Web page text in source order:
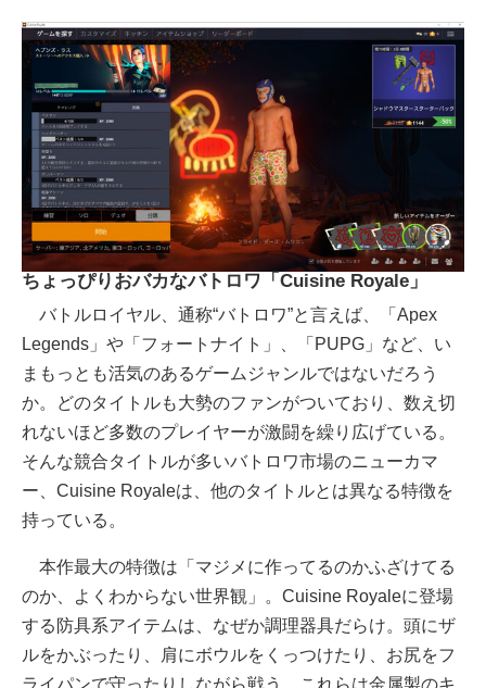
ちょっぴりおバカなバトロワ「Cuisine Royale」
バトルロイヤル、通称“バトロワ”と言えば、「Apex
Legends」や「フォートナイト」、「PUPG」など、い
まもっとも活気のあるゲームジャンルではないだろう
か。どのタイトルも大勢のファンがついており、数え切
れないほど多数のプレイヤーが激闘を繰り広げている。
そんな競合タイトルが多いバトロワ市場のニューカマ
ー、Cuisine Royaleは、他のタイトルとは異なる特徴を
持っている。
本作最大の特徴は「マジメに作ってるのかふざけてる
のか、よくわからない世界観」。Cuisine Royaleに登場
する防具系アイテムは、なぜか調理器具だらけ。頭にザ
ルをかぶったり、肩にボウルをくっつけたり、お尻をフ
ライパンで守ったりしながら戦う。これらは金属製のキ